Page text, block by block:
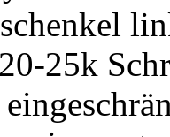
25k